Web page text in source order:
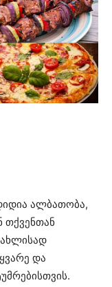
ალბათობა,
და